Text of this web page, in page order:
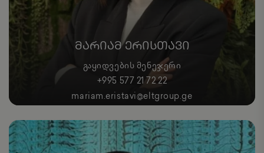
ᲛᲐᲠᲘᲐᲛ ᲔᲠᲘᲡᲗᲐᲕᲘ
ᲒᲐᲧᲘᲓᲕᲔᲑᲘᲡ ᲛᲔᲜᲔᲯᲔᲠᲘ
+995 577 21 72 22
mariam.eristavi@eltgroup.ge